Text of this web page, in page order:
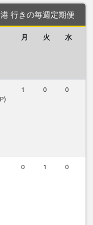
行きの毎週定期便
月 火 水
1 0 0
0 1 0